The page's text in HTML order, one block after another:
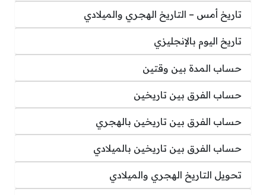
تاريخ أمس – التاريخ الهجري والميلادي
تاريخ اليوم بالإنجليزي
حساب المدة بين وقتين
حساب الفرق بين تاريخين
حساب الفرق بين تاريخين بالهجري
حساب الفرق بين تاريخين بالميلادي
تحويل التاريخ الهجري والميلادي